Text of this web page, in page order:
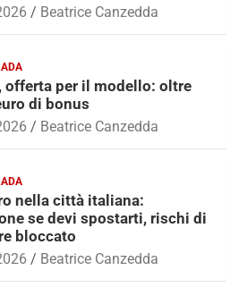
Beatrice Canzedda
offerta per il modello: oltre
di bonus
Beatrice Canzedda
nella città italiana:
se devi spostarti, rischi di
bloccato
Beatrice Canzedda